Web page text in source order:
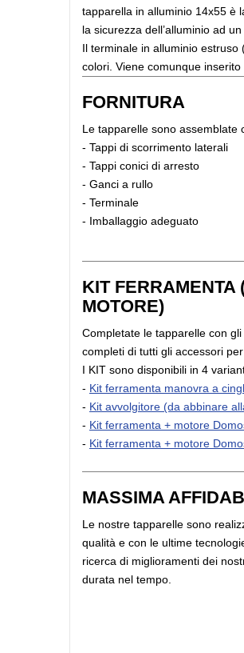
tapparella in alluminio 14x55 è
la sicurezza dell’alluminio ad
Il terminale in alluminio
colori. Viene comunque
FORNITURA
Le tapparelle sono assemblate
- Tappi di scorrimento laterali
- Tappi conici di arresto
- Ganci a rullo
- Terminale
-
KIT FERRAMENTA
MOTORE)
Completate le tapparelle con
completi di tutti gli accessori
I KIT sono disponibili in 4
- Kit ferramenta manovra a
- Kit avvolgitore (da abbinare
- Kit ferramenta + motore
- Kit ferramenta + motore
MASSIMA
Le nostre tapparelle sono
qualità e con le ultime
ricerca di miglioramenti dei
durata nel tempo.